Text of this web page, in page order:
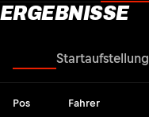
ERGEBNISSE
Startaufstellung
Pos Fahrer